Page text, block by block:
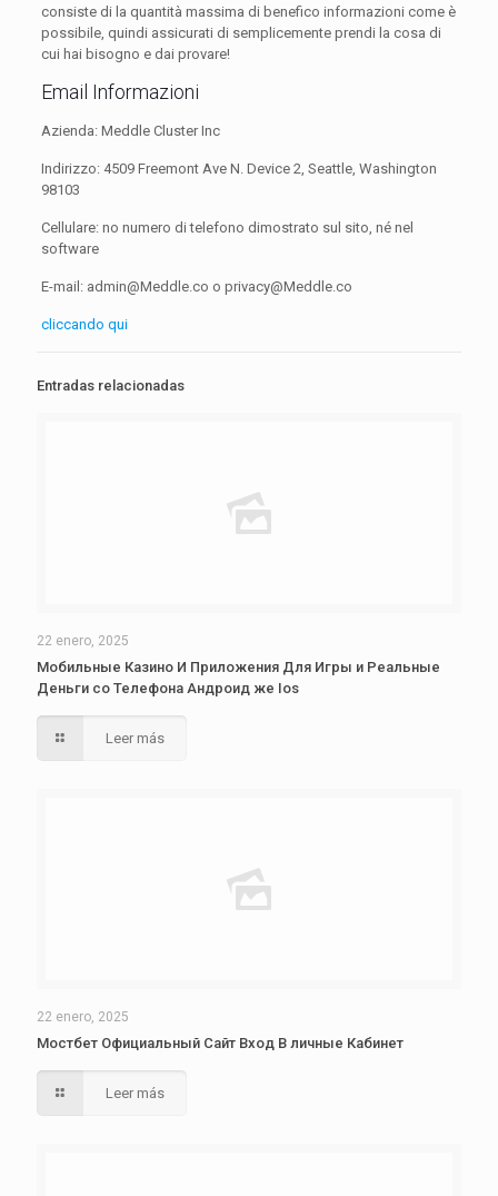
consiste di la quantità massima di benefico informazioni come è
possibile, quindi assicurati di semplicemente prendi la cosa di
cui hai bisogno e dai provare!
Email Informazioni
Azienda: Meddle Cluster Inc
Indirizzo: 4509 Freemont Ave N. Device 2, Seattle, Washington
98103
Cellulare: no numero di telefono dimostrato sul sito, né nel
software
E-mail: admin@Meddle.co o privacy@Meddle.co
сliccando qui
Entradas relacionadas
22 enero, 2025
Мобильные Казино И Приложения Для Игры и Реальные
Деньги со Телефона Андроид же Ios
Leer más
22 enero, 2025
Мостбет Официальный Сайт Вход В личные Кабинет
Leer más